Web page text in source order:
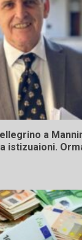
a
istizuaioni.